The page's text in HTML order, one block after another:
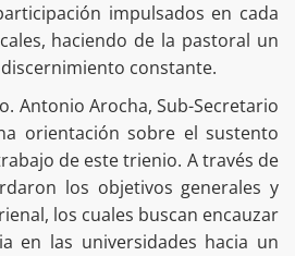
impulsados en cada
haciendo de la pastoral un
constante.
Antonio Arocha, Sub-Secretario
orientación sobre el sustento
de este trienio. A través de
los objetivos generales y
los cuales buscan encauzar
en las universidades hacia un